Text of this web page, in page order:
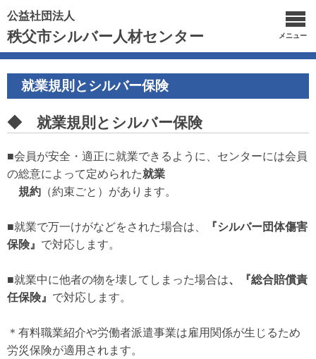
公益社団法人
秩父市シルバー人材センター メニュー
就業規則とシルバー保険
◆ 就業規則とシルバー保険
■会員が安全・適正に就業できるように、センターには会員
の総意によって定められた就業
規約 （約束ごと）があります。
■就業で万一けがなどをされた場合は、
『シルバー団体傷害
保険』 で対応します。
■就業中に他者の物を壊してしまった場合は、『総合賠償責
任保険』 で対応します。
＊有料職業紹介や労働者派遣事業は雇用関係が生じるため
労災保険が適用されます。